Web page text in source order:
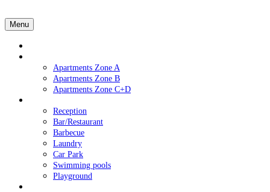
Menu
Apartments Zone A
Apartments Zone B
Apartments Zone C+D
Reception
Bar/Restaurant
Barbecue
Laundry
Car Park
Swimming pools
Playground